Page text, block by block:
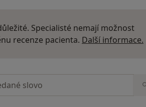
Specialisté nemají možnost
recenze pacienta. Další informace.